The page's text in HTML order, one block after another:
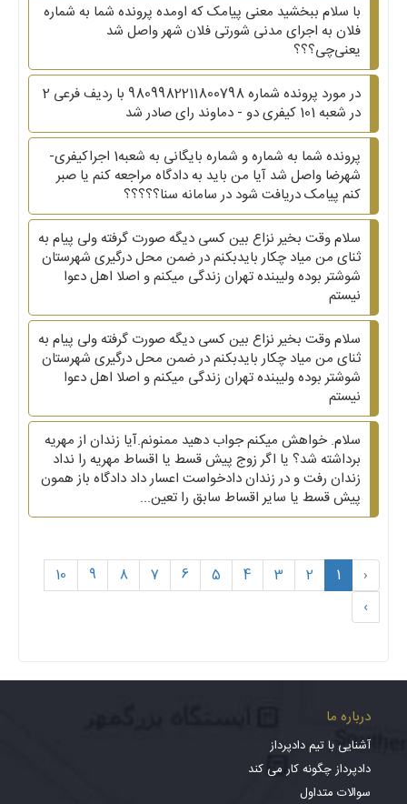
با سلام ببخشید معنی پیامک که اومده پرونده شما به شماره
فلان به اجرای مدنی شورتی فلان شهر واصل شد
یعنی‌چی؟؟؟
در مورد پرونده شماره 9809982211800798 با ردیف فرعی 2
در شعبه 101 کیفری دو - دماوند رای صادر شد
پرونده شما به شماره و شماره بایگانی به شعبه1 اجراکیفری-
شهرضا واصل شد آیا من باید به دادگاه مراجعه کنم یا صبر
کنم پیامک دریافت شود در سامانه سنا؟؟؟؟؟
سلام وقت بخیر نزاع بین کسی دیگه صورت گرفته ولی پیام به
ثنای من میاد چکار بایدبکنم در ضمن محل درگیری شهرستان
شوشتر بوده ولیبنده تهران زندگی میکنم و اصلا اهل دعوا
نیستم
سلام وقت بخیر نزاع بین کسی دیگه صورت گرفته ولی پیام به
ثنای من میاد چکار بایدبکنم در ضمن محل درگیری شهرستان
شوشتر بوده ولیبنده تهران زندگی میکنم و اصلا اهل دعوا
نیستم
سلام. خواهش میکنم جواب دهید ممنونم.آیا زندان از مهریه
برداشته شد؟ یا اگر زوج پیش قسط یا اقساط مهریه را نداد
زندان رفت و در زندان دادخواست اعسار داد دادگاه باز همون
پیش قسط یا سایر اقساط سابق را تعین...
‹
1
2
3
4
5
6
7
8
9
10
›
درباره ما
آشنایی با تیم دادپرداز
دادپرداز چگونه کار می کند
سوالات متداول